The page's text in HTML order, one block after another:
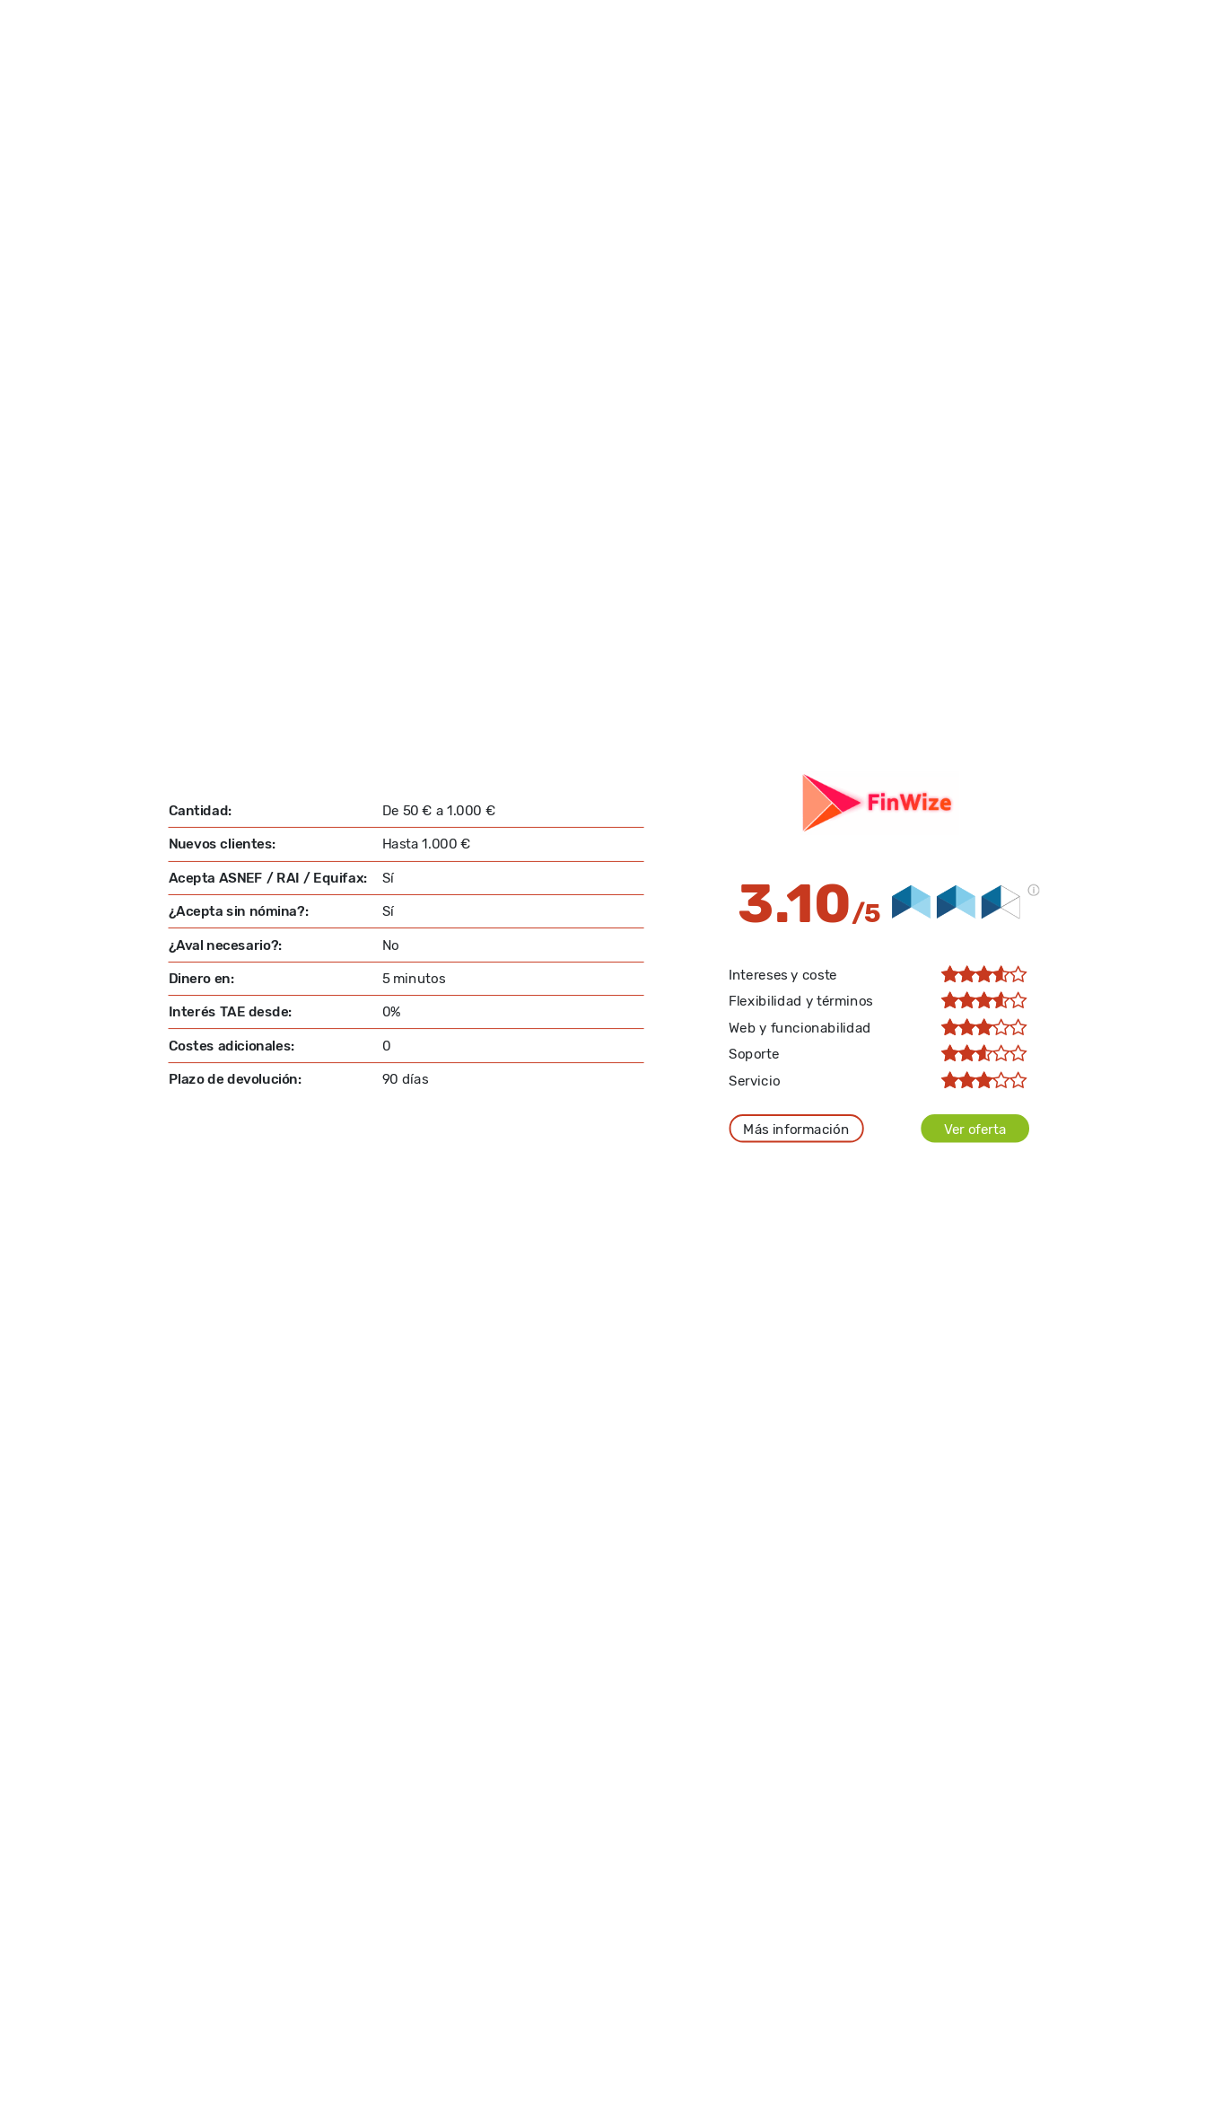
Cantidad: De 50 € a 1.000 €
Nuevos clientes: Hasta 1.000 €
Acepta ASNEF / RAI / Equifax: Sí
¿Acepta sin nómina?: Sí
¿Aval necesario?: No
Dinero en: 5 minutos
Interés TAE desde: 0%
Costes adicionales: 0
Plazo de devolución: 90 días
3.10/5
Intereses y coste
Flexibilidad y términos
Web y funcionabilidad
Soporte
Servicio
Más información Ver oferta